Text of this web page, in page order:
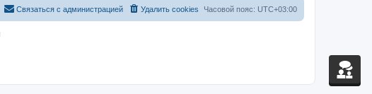
Часовой пояс: UTC+03:00
Удалить cookies
Связаться с администрацией